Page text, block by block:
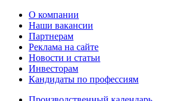
О компании
Наши вакансии
Партнерам
Реклама на сайте
Новости и статьи
Инвесторам
Кандидаты по профессиям